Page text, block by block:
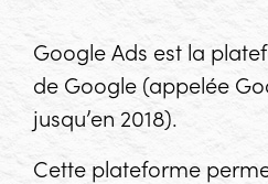
Google Ads est la
de Google (appelée
jusqu’en 2018).
Cette plateforme